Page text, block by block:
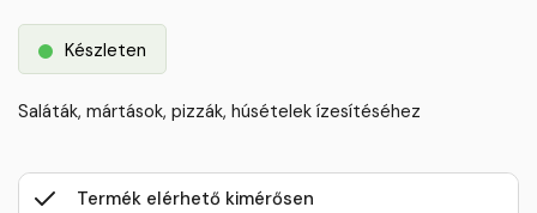
Készleten
Saláták, mártások, pizzák, húsételek ízesítéséhez
Termék elérhető kimérősen